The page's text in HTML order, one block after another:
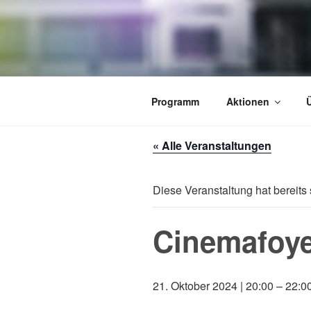
Inhalt
AKTION
Veranstaltungen im Theaterfoyer
Programm Aktionen
« Alle Veranstaltungen
Diese Veranstaltung hat bereits
21. Oktober 2024 | 20:00 –